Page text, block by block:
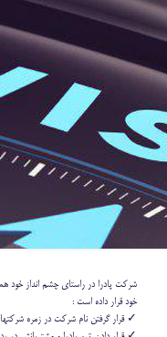
شرکت پادرا در راستای چشم انداز
خود قرار داده است :
✓ قرار گرفتن نام شرکت در زمره